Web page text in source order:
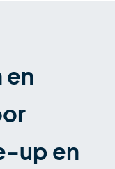
en
up en